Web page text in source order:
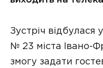
Зустріч відбулася
№ 23 міста Івано-
змогу задати